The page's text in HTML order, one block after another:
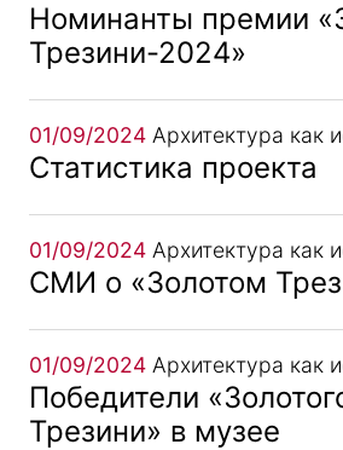
Номинанты премии
Трезини-2024»
01/09/2024 Архитектура как
Статистика проекта
01/09/2024 Архитектура как
СМИ о «Золотом
01/09/2024 Архитектура как
Победители
Трезини» в музее